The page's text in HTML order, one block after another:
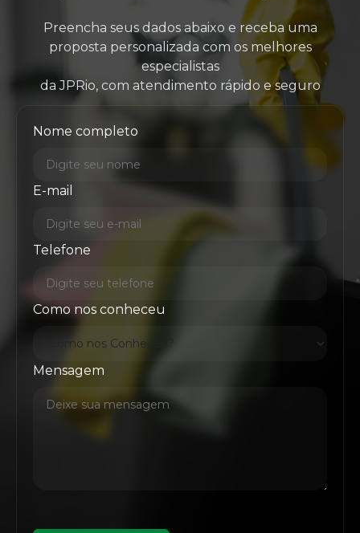
Preencha seus dados abaixo e receba uma
proposta personalizada com os melhores
especialistas
da JPRio, com atendimento rápido e seguro
Nome completo
E-mail
Telefone
Como nos conheceu
Mensagem